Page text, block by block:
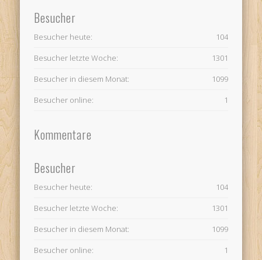
Besucher
104
Besucher heute:
1301
Besucher letzte Woche:
1099
Besucher in diesem Monat:
1
Besucher online:
Kommentare
Besucher
104
Besucher heute:
1301
Besucher letzte Woche:
1099
Besucher in diesem Monat:
1
Besucher online: